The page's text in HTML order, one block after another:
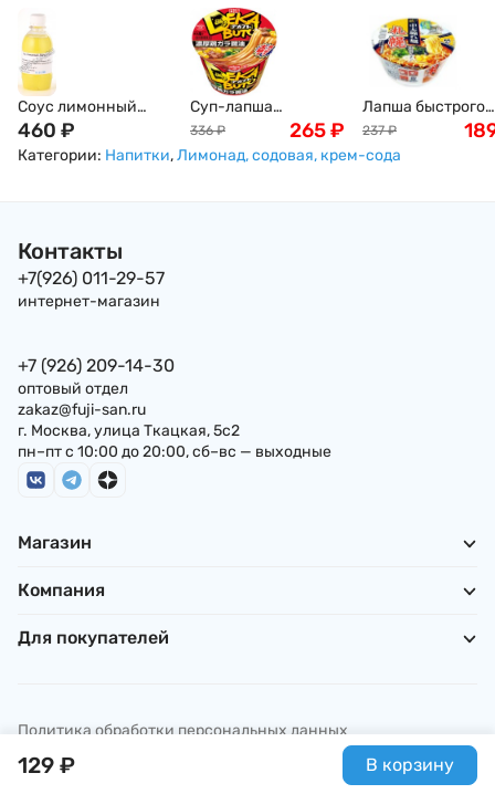
129 ₽ В корзину
Соус лимонный
Понзу с соком юдзу,
250мл
460 ₽
Суп-лапша
быстрого
приготовления,
336 ₽ 265₽
Лапша быстрого
приготовления
SUNAOSHI
237 ₽
Категории: Напитки,Лимонад, содовая, крем-сода
Контакты
+7(926) 011-29-57
интернет-магазин
+7 (926) 209-14-30
оптовый отдел
zakaz@fuji-san.ru
г. Москва, улица Ткацкая, 5с2
пн–пт с 10:00 до 20:00, сб–вс — выходные
Магазин
Компания
Для покупателей
Политика обработки персональных данных